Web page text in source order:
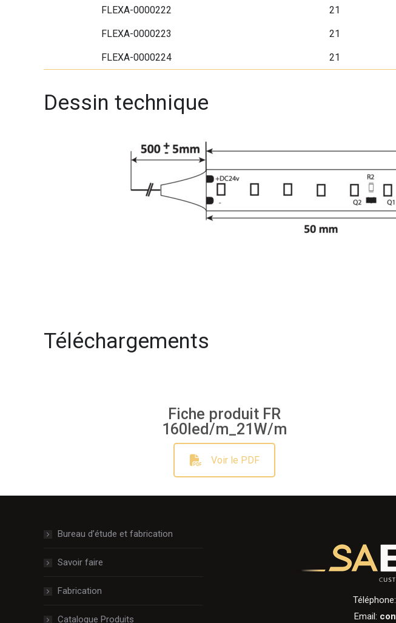
FLEXA-0000222 21
FLEXA-0000223 21
FLEXA-0000224 21
Dessin technique
Téléchargements
Fiche produit FR
160led/m_21W/m
Voir le PDF
Bureau d’étude et fabrication
Savoir faire
Fabrication
Catalogue Produits
Téléphone:
Email: